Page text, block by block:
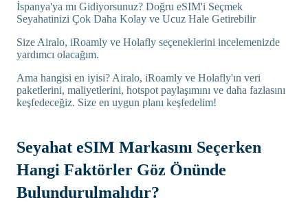
İspanya'ya mı Gidiyorsunuz? Doğru eSIM'i Seçmek
Seyahatinizi Çok Daha Kolay ve Ucuz Hale Getirebilir
Size Airalo, iRoamly ve Holafly seçeneklerini incelemenizde
yardımcı olacağım.
Ama hangisi en iyisi? Airalo, iRoamly ve Holafly'ın veri
paketlerini, maliyetlerini, hotspot paylaşımını ve daha fazlasını
keşfedeceğiz. Size en uygun planı keşfedelim!
Seyahat eSIM Markasını Seçerken
Hangi Faktörler Göz Önünde
Bulundurulmalıdır?